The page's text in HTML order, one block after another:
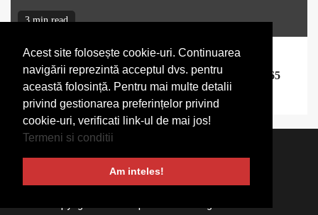
Acest site folosește cookie-uri. Continuarea
navigării reprezintă acceptul dvs. pentru
această folosință. Pentru mai multe detalii
privind gestionarea preferințelor privind
cookie-uri, verificati link-ul de mai jos!
Termeni si conditii
Am inteles!
3 min read
Start-up
Ion Stoica, co-fondator Anyscale, vândută pentru 1,65
miliarde de dolari